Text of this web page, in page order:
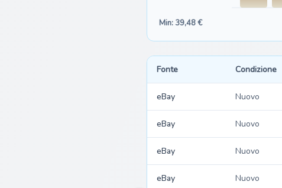
Min: 39,48 €
Fonte Condizione
eBay Nuovo
eBay Nuovo
eBay Nuovo
eBay Nuovo